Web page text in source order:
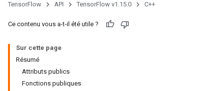
TensorFlow API TensorFlow v1.15.0 C++
Ce contenu vous a-t-il été utile ?
Sur cette page
Résumé
Attributs publics
Fonctions publiques